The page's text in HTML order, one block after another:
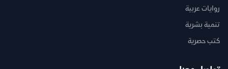
روايات عربية
تنمية بشرية
كتب حصرية